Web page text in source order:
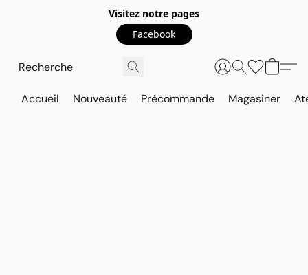
Visitez notre pages
Facebook
Accueil Nouveauté Précommande Magasiner